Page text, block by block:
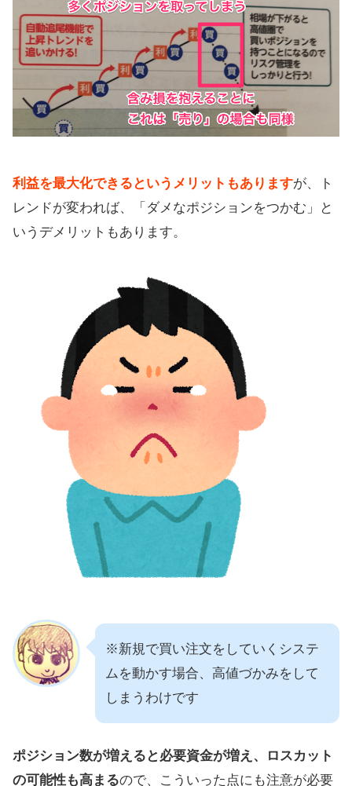
利益を最大化できるというメリットもありますが、ト
レンドが変われば、「ダメなポジションをつかむ」と
いうデメリットもあります。
※新規で買い注文をしていくシステ
ムを動かす場合、高値づかみをして
しまうわけです
ポジション数が増えると必要資金が増え、ロスカット
の可能性も高まるので、こういった点にも注意が必要